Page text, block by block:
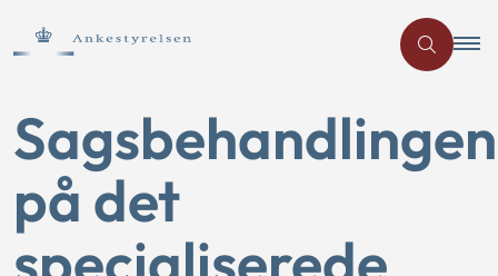
Sagsbehandlingen
på det